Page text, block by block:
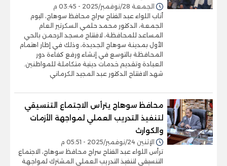
الجمعة 28/نوفمبر/2025 - 03:45 م
أناب اللواء عبد الفتاح سراج محافظ سوهاج، اليوم
الجمعة، الدكتور محمد حلمي السكرتير العام
المساعد للمحافظة، لافتتاح مسجد الرحمن بالحي
الأول بمدينة سوهاج الجديدة، وذلك في إطار اهتمام
المحافظة بالتوسع في إنشاء ورفع كفاءة دور
العبادة وتقديم خدمات دينية متكاملة للمواطنين.
شهد الافتتاح الدكتور عبد المجيد الكرماني
محافظ سوهاج يترأس الاجتماع التنسيقي
لتنفيذ التدريب العملي لمواجهة الأزمات
والكوارث
الإثنين 24/نوفمبر/2025 - 05:51 م
ترأس اللواء عبد الفتاح سراج محافظ سوهاج، الاجتماع
التنسيقي لتنفيذ التدريب العملي المشترك لمواجهة